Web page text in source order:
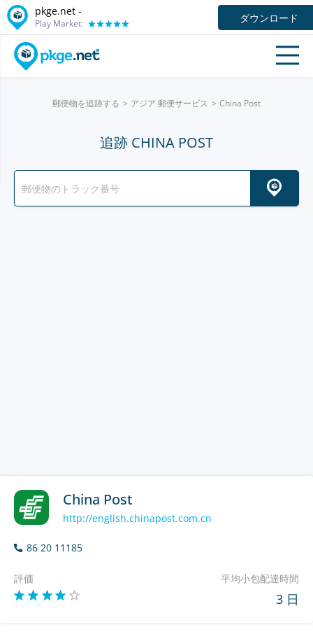
pkge.net -
Play Market: ダウンロード
郵便物を追跡する アジア 郵便サービス China Post
追跡 CHINA POST
China Post
http://english.chinapost.com.cn
86 20 11185
評価 平均小包配達時間
3 日